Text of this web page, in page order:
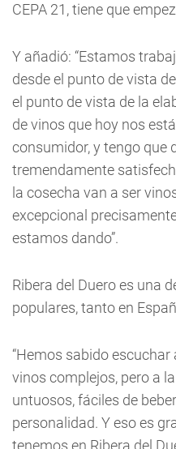
CEPA 21, tiene que
Y añadió: “Estamos
desde el punto de vista
el punto de vista de la
de vinos que hoy nos
consumidor, y tengo que
tremendamente
la cosecha van a ser
excepcional
estamos dando”.
Ribera del Duero es una
populares, tanto en
“Hemos sabido
vinos complejos, pero a
untuosos, fáciles de
personalidad. Y eso es
tenemos en Ribera del